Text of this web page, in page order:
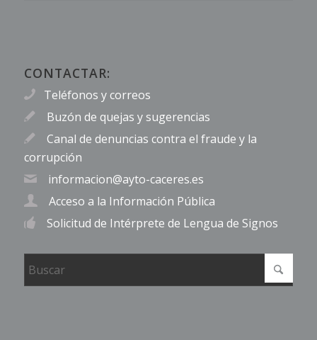
CONTACTAR:
Teléfonos y correos
Buzón de quejas y sugerencias
Canal de denuncias contra el fraude y la
corrupción
informacion@ayto-caceres.es
Acceso a la Información Pública
Solicitud de Intérprete de Lengua de Signos